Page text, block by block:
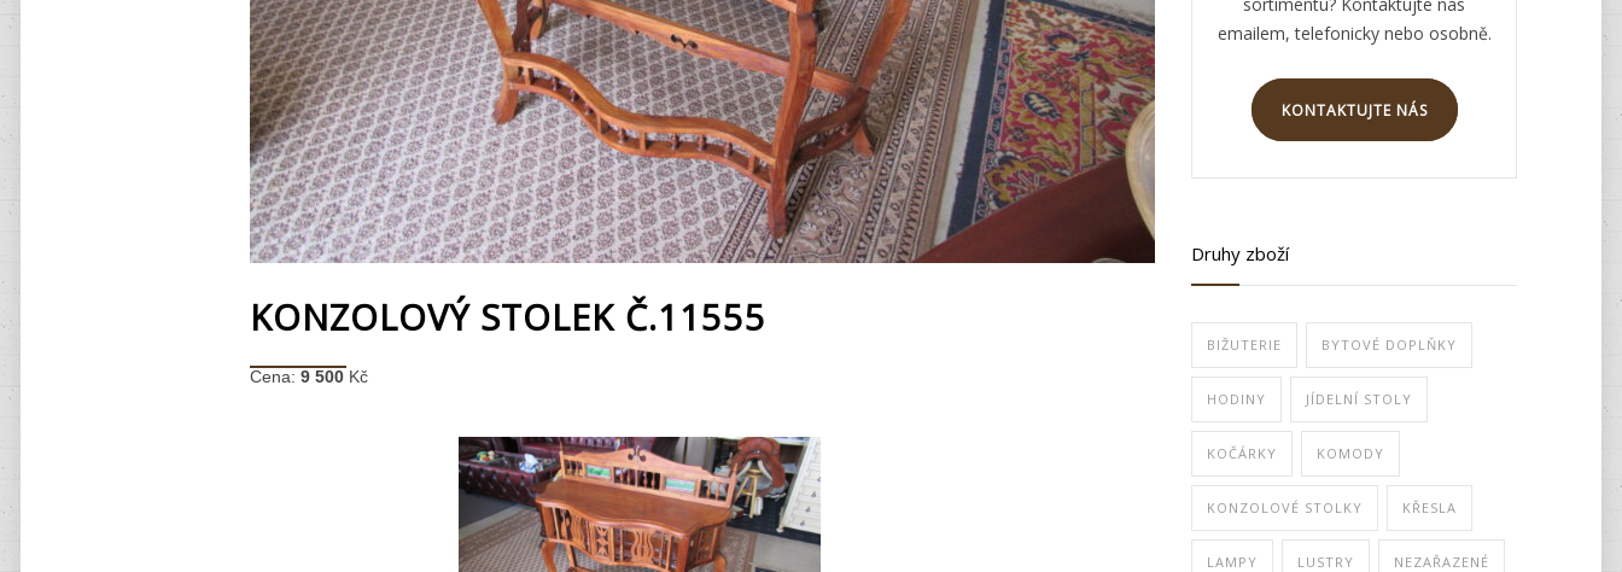
KONZOLOVÝ STOLEK Č.11555
Cena: 9 500 Kč
emailem, telefonicky nebo osobně.
KONTAKTUJTE NÁS
Druhy zboží
BIŽUTERIE BYTOVÉ DOPLŇKY
HODINY JÍDELNÍ STOLY
KOČÁRKY KOMODY
KONZOLOVÉ STOLKY KŘESLA
LAMPY LUSTRY NEZAŘAZENÉ